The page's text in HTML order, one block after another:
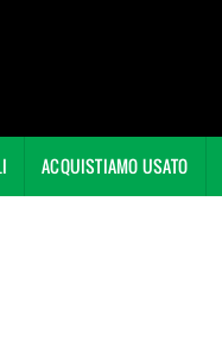
ACQUISTIAMO USATO